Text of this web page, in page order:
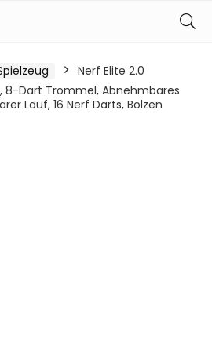
Nerf Elite 2.0
8-Dart Trommel, Abnehmbares
Lauf, 16 Nerf Darts, Bolzen